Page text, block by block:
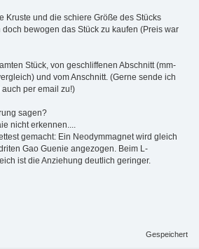
Kruste und die schiere Größe des Stücks
bewogen das Stück zu kaufen (Preis war
Stück, von geschliffenen Abschnitt (mm-
und vom Anschnitt. (Gerne sende ich
per email zu!)
sagen?
nicht erkennen....
gemacht: Ein Neodymmagnet wird gleich
Gao Guenie angezogen. Beim L-
ist die Anziehung deutlich geringer.
Gespeichert